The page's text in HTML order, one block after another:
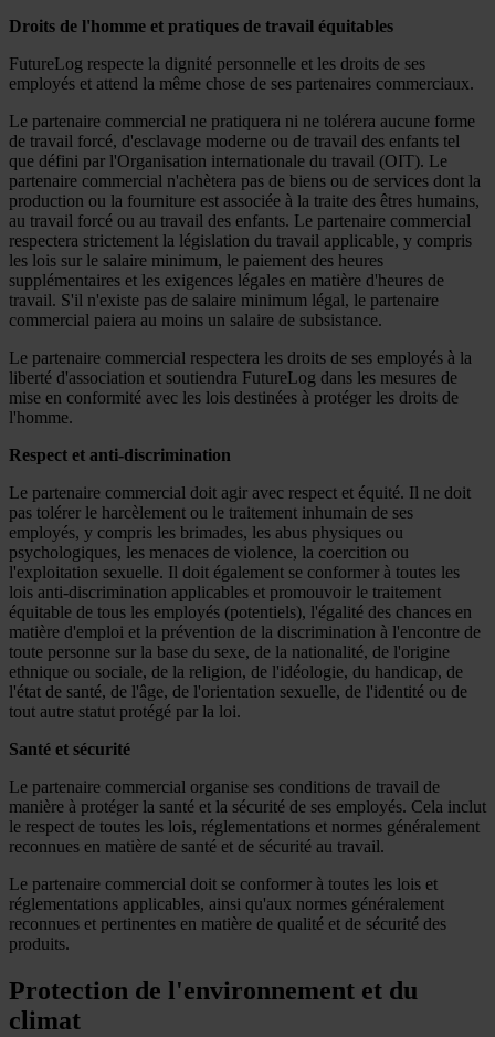
Droits de l'homme et pratiques de travail équitables
FutureLog respecte la dignité personnelle et les droits de ses
employés et attend la même chose de ses partenaires commerciaux.
Le partenaire commercial ne pratiquera ni ne tolérera aucune forme
de travail forcé, d'esclavage moderne ou de travail des enfants tel
que défini par l'Organisation internationale du travail (OIT). Le
partenaire commercial n'achètera pas de biens ou de services dont la
production ou la fourniture est associée à la traite des êtres humains,
au travail forcé ou au travail des enfants. Le partenaire commercial
respectera strictement la législation du travail applicable, y compris
les lois sur le salaire minimum, le paiement des heures
supplémentaires et les exigences légales en matière d'heures de
travail. S'il n'existe pas de salaire minimum légal, le partenaire
commercial paiera au moins un salaire de subsistance.
Le partenaire commercial respectera les droits de ses employés à la
liberté d'association et soutiendra FutureLog dans les mesures de
mise en conformité avec les lois destinées à protéger les droits de
l'homme.
Respect et anti-discrimination
Le partenaire commercial doit agir avec respect et équité. Il ne doit
pas tolérer le harcèlement ou le traitement inhumain de ses
employés, y compris les brimades, les abus physiques ou
psychologiques, les menaces de violence, la coercition ou
l'exploitation sexuelle. Il doit également se conformer à toutes les
lois anti-discrimination applicables et promouvoir le traitement
équitable de tous les employés (potentiels), l'égalité des chances en
matière d'emploi et la prévention de la discrimination à l'encontre de
toute personne sur la base du sexe, de la nationalité, de l'origine
ethnique ou sociale, de la religion, de l'idéologie, du handicap, de
l'état de santé, de l'âge, de l'orientation sexuelle, de l'identité ou de
tout autre statut protégé par la loi.
Santé et sécurité
Le partenaire commercial organise ses conditions de travail de
manière à protéger la santé et la sécurité de ses employés. Cela inclut
le respect de toutes les lois, réglementations et normes généralement
reconnues en matière de santé et de sécurité au travail.
Le partenaire commercial doit se conformer à toutes les lois et
réglementations applicables, ainsi qu'aux normes généralement
reconnues et pertinentes en matière de qualité et de sécurité des
produits.
Protection de l'environnement et du
climat